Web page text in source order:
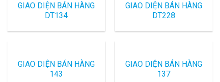
GIAO DIỆN BÁN HÀNG
DT134
GIAO DIỆN BÁN HÀNG
DT228
GIAO DIỆN BÁN HÀNG
143
GIAO DIỆN BÁN HÀNG
137